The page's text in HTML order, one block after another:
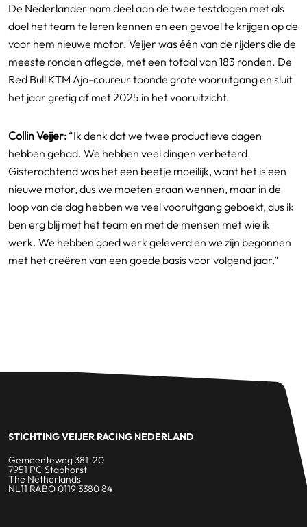
De Nederlander nam deel aan de twee testdagen met als
doel het team te leren kennen en een gevoel te krijgen op de
voor hem nieuwe motor. Veijer was één van de rijders die de
meeste ronden aflegde, met een totaal van 183 ronden. De
Red Bull KTM Ajo-coureur toonde grote vooruitgang en sluit
het jaar gretig af met 2025 in het vooruitzicht.
Collin Veijer: “Ik denk dat we twee productieve dagen
hebben gehad. We hebben veel dingen verbeterd.
Gisterochtend was het een beetje moeilijk, want het is een
nieuwe motor, dus we moeten eraan wennen, maar in de
loop van de dag hebben we veel vooruitgang geboekt, dus ik
ben erg blij met het team en met de mensen met wie ik
werk. We hebben goed werk geleverd en we zijn begonnen
met het creëren van een goede basis voor volgend jaar.”
STICHTING VEIJER RACING NEDERLAND
Gemeenteweg 381-20
7951 PC Staphorst
The Netherlands
NL11 RABO 0119 3380 84